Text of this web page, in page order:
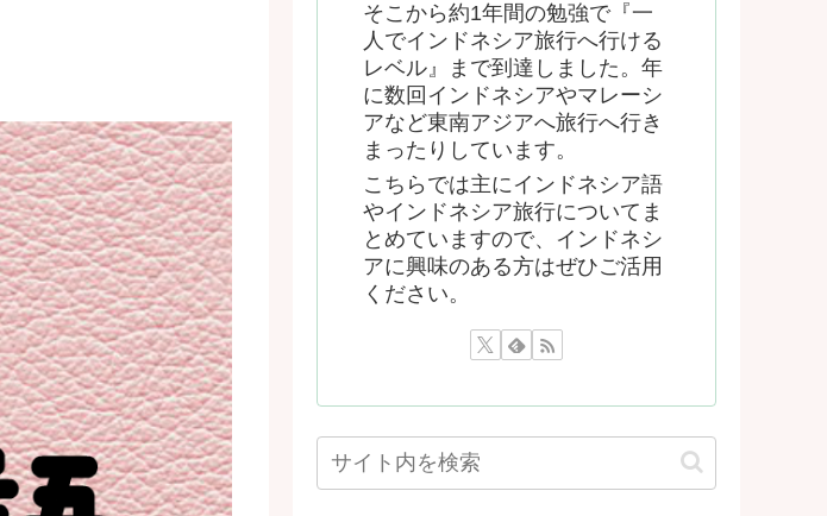
そこから約1年間の勉強で『一
人でインドネシア旅行へ行ける
レベル』まで到達しました。年
に数回インドネシアやマレーシ
アなど東南アジアへ旅行へ行き
まったりしています。
こちらでは主にインドネシア語
やインドネシア旅行についてま
とめていますので、インドネシ
アに興味のある方はぜひご活用
ください。